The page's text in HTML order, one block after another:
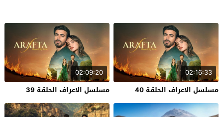
02:16:33
مسلسل الاعراف الحلقة 40
02:09:20
مسلسل الاعراف الحلقة 39